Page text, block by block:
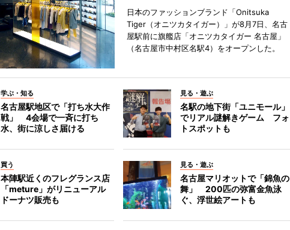
日本のファッションブランド「Onitsuka
Tiger（オニツカタイガー）」が8月7日、名古
屋駅前に旗艦店「オニツカタイガー 名古屋」
（名古屋市中村区名駅4）をオープンした。
学ぶ・知る
名古屋駅地区で「打ち水大作
戦」 4会場で一斉に打ち
水、街に涼しさ届ける
見る・遊ぶ
名駅の地下街「ユニモール」
でリアル謎解きゲーム フォ
トスポットも
買う
本陣駅近くのフレグランス店
「meture」がリニューアル
ドーナツ販売も
見る・遊ぶ
名古屋マリオットで「錦魚の
舞」 200匹の弥富金魚泳
ぐ、浮世絵アートも